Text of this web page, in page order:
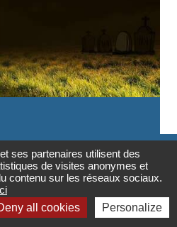
Contact

Newsletter
AVEC UN ÂNE
ses partenaires utilisent des
de visites anonymes et
contenu sur les réseaux sociaux.
all cookies Personalize